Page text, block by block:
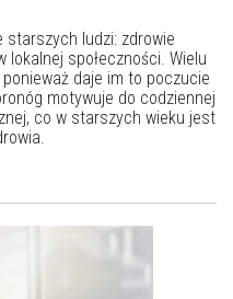
starszych ludzi: zdrowie
społeczności. Wielu
daje im to poczucie
motywuje do codziennej
co w starszych wieku jest